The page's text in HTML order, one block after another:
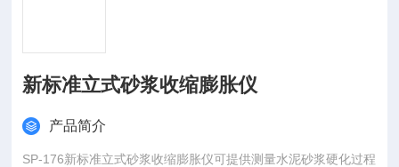
新标准立式砂浆收缩膨胀仪
产品简介
SP-176新标准立式砂浆收缩膨胀仪可提供测量水泥砂浆硬化过程